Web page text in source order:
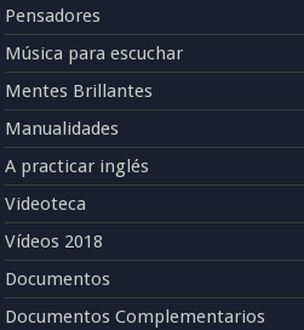
Pensadores
Música para escuchar
Mentes Brillantes
Manualidades
A practicar inglés
Videoteca
Vídeos 2018
Documentos
Documentos Complementarios